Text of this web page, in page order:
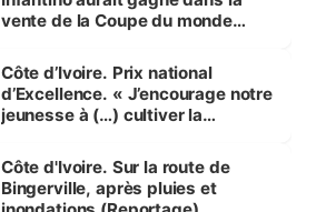
vente de la Coupe du monde
Côte d’Ivoire. Prix national
d’Excellence. « J’encourage notre
jeunesse à (…) cultiver la
(Alassane Ouattara
Côte d'Ivoire. Sur la route de
Bingerville, après pluies et